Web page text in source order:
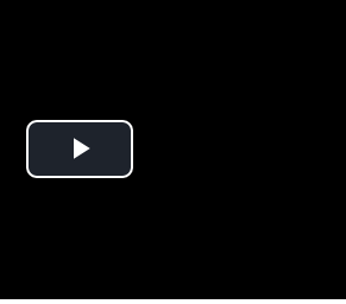
Play